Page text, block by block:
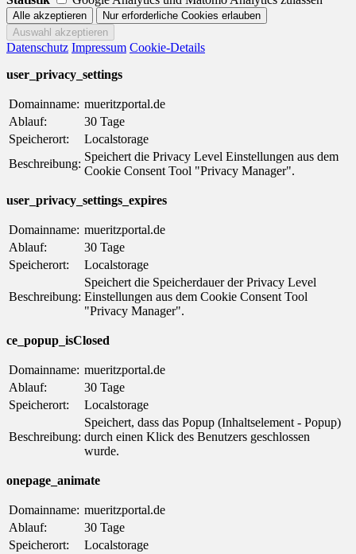
Datenschutz Impressum Cookie-Details
user_privacy_settings
Domainname: mueritzportal.de
Ablauf:
30 Tage
Speicherort:
Localstorage
Beschreibung:
Speichert die Privacy Level Einstellungen aus dem
Cookie Consent Tool "Privacy Manager".
user_privacy_settings_expires
Domainname: mueritzportal.de
Ablauf:
30 Tage
Speicherort:
Localstorage
Beschreibung:
Speichert die Speicherdauer der Privacy Level
Einstellungen aus dem Cookie Consent Tool
"Privacy Manager".
ce_popup_isClosed
Domainname: mueritzportal.de
Ablauf:
30 Tage
Speicherort:
Localstorage
Beschreibung:
Speichert, dass das Popup (Inhaltselement - Popup)
durch einen Klick des Benutzers geschlossen
wurde.
onepage_animate
Domainname: mueritzportal.de
Ablauf:
30 Tage
Speicherort:
Localstorage